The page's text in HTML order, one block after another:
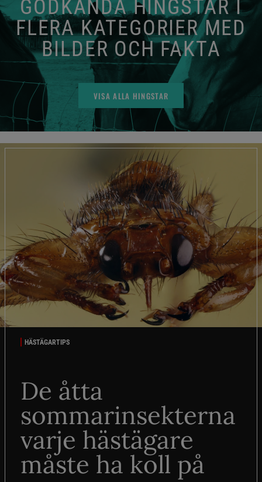
GODKÄNDA HINGSTAR I
FLERA KATEGORIER MED
BILDER OCH FAKTA
VISA ALLA HINGSTAR
HÄSTÄGARTIPS
De åtta
sommarinsekterna
varje hästägare
måste ha koll på